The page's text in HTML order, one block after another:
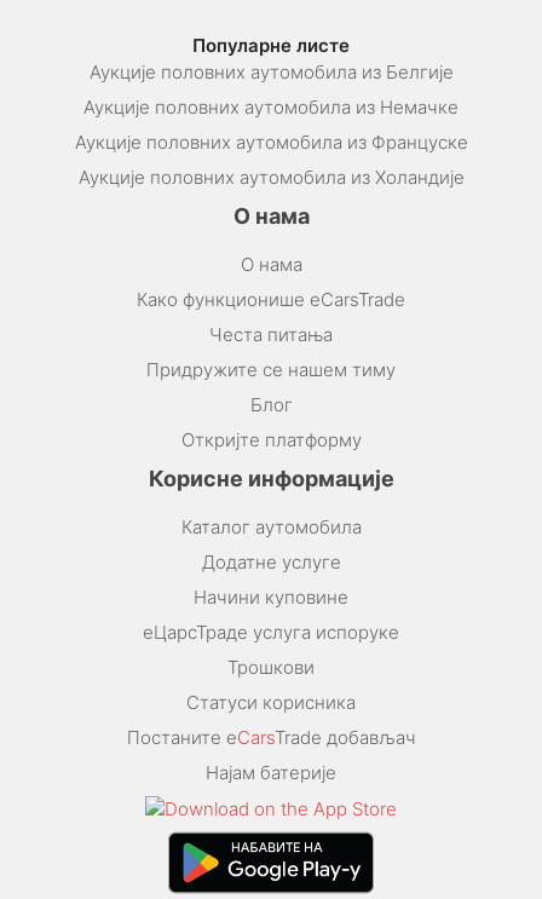
Популарне листе
Аукције половних аутомобила из Белгије
Аукције половних аутомобила из Немачке
Аукције половних аутомобила из Француске
Аукције половних аутомобила из Холандије
О нама
О нама
Како функционише eCarsTrade
Честа питања
Придружите се нашем тиму
Блог
Откријте платформу
Корисне информације
Каталог аутомобила
Додатне услуге
Начини куповине
еЦарсТраде услуга испоруке
Трошкови
Статуси корисника
Постаните eCarsTrade добављач
Најам батерије